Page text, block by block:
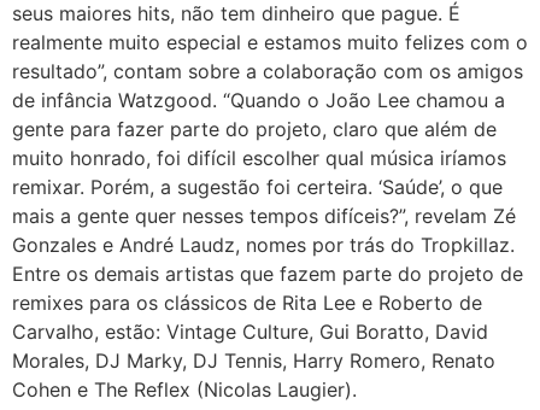
seus maiores hits, não tem dinheiro que pague. É
realmente muito especial e estamos muito felizes com o
resultado”, contam sobre a colaboração com os amigos
de infância Watzgood. “Quando o João Lee chamou a
gente para fazer parte do projeto, claro que além de
muito honrado, foi difícil escolher qual música iríamos
remixar. Porém, a sugestão foi certeira. ‘Saúde’, o que
mais a gente quer nesses tempos difíceis?”, revelam Zé
Gonzales e André Laudz, nomes por trás do Tropkillaz.
Entre os demais artistas que fazem parte do projeto de
remixes para os clássicos de Rita Lee e Roberto de
Carvalho, estão: Vintage Culture, Gui Boratto, David
Morales, DJ Marky, DJ Tennis, Harry Romero, Renato
Cohen e The Reflex (Nicolas Laugier).